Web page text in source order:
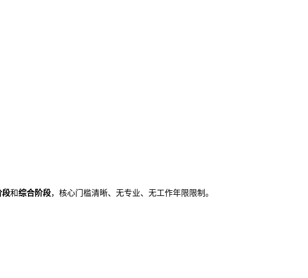
段和综合阶段，核心门槛清晰、无专业、无工作年限限制。